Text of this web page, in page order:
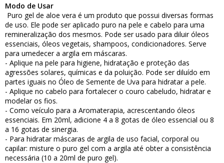
Modo de Usar
Puro gel de aloe vera é um produto que possui diversas formas
de uso. Ele pode ser aplicado puro na pele e cabelo para uma
remineralização dos mesmos. Pode ser usado para diluir óleos
essenciais, óleos vegetais, shampoos, condicionadores. Serve
para umedecer a argila em máscaras.
- Aplique na pele para higiene, hidratação e proteção das
agressões solares, químicas e da poluição. Pode ser diluído em
partes iguais no Óleo de Semente de Uva para hidratar a pele.
- Aplique no cabelo para fortalecer o couro cabeludo, hidratar e
modelar os fios.
- Como veículo para a Aromaterapia, acrescentando óleos
essenciais. Em 20ml, adicione 4 a 8 gotas de óleo essencial ou 8
a 16 gotas de sinergia.
- Para hidratar máscaras de argila de uso facial, corporal ou
capilar: misture o puro gel com a argila até obter a consistência
necessária (10 a 20ml de puro gel).